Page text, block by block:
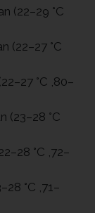
(22–29 °C
(22–27 °C
°C ,80–
(23–28 °C
°C ,72–
°C ,71–